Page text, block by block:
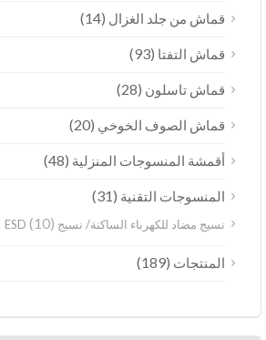
قماش من جلد الغزال(14)
قماش التفتا(93)
قماش تاسلون(28)
قماش الصوف الخوخي(20)
أقمشة المنسوجات المنزلية(48)
المنسوجات التقنية(31)
نسيج مضاد للكهرباء الساكنة/ نسيج ESD(10)
المنتجات(189)